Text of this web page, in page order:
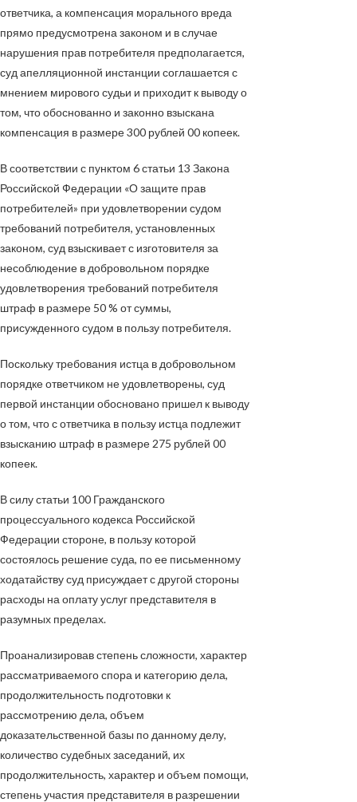
ответчика, а компенсация морального вреда
прямо предусмотрена законом и в случае
нарушения прав потребителя предполагается,
суд апелляционной инстанции соглашается с
мнением мирового судьи и приходит к выводу о
том, что обоснованно и законно взыскана
компенсация в размере 300 рублей 00 копеек.
В соответствии с пунктом 6 статьи 13 Закона
Российской Федерации «О защите прав
потребителей» при удовлетворении судом
требований потребителя, установленных
законом, суд взыскивает с изготовителя за
несоблюдение в добровольном порядке
удовлетворения требований потребителя
штраф в размере 50 % от суммы,
присужденного судом в пользу потребителя.
Поскольку требования истца в добровольном
порядке ответчиком не удовлетворены, суд
первой инстанции обосновано пришел к выводу
о том, что с ответчика в пользу истца подлежит
взысканию штраф в размере 275 рублей 00
копеек.
В силу статьи 100 Гражданского
процессуального кодекса Российской
Федерации стороне, в пользу которой
состоялось решение суда, по ее письменному
ходатайству суд присуждает с другой стороны
расходы на оплату услуг представителя в
разумных пределах.
Проанализировав степень сложности, характер
рассматриваемого спора и категорию дела,
продолжительность подготовки к
рассмотрению дела, объем
доказательственной базы по данному делу,
количество судебных заседаний, их
продолжительность, характер и объем помощи,
степень участия представителя в разрешении